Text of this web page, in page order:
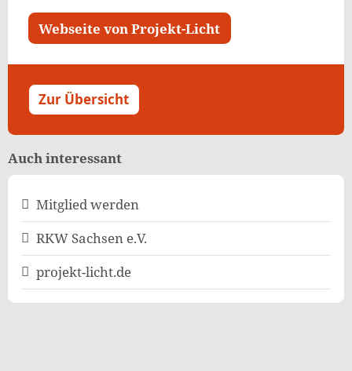
Webseite von Projekt-Licht
Zur Übersicht
Auch interessant
Mitglied werden
RKW Sachsen e.V.
projekt-licht.de